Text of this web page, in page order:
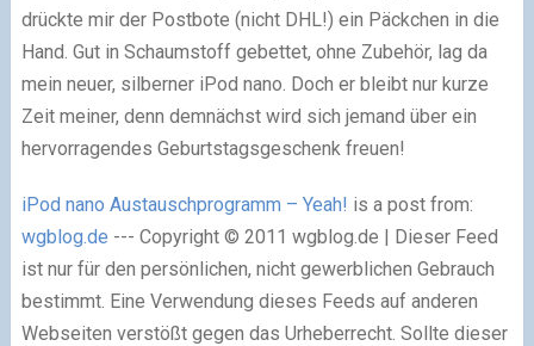
drückte mir der Postbote (nicht DHL!) ein Päckchen in die
Hand. Gut in Schaumstoff gebettet, ohne Zubehör, lag da
mein neuer, silberner iPod nano. Doch er bleibt nur kurze
Zeit meiner, denn demnächst wird sich jemand über ein
hervorragendes Geburtstagsgeschenk freuen!
iPod nano Austauschprogramm – Yeah! is a post from:
wgblog.de --- Copyright © 2011 wgblog.de | Dieser Feed
ist nur für den persönlichen, nicht gewerblichen Gebrauch
bestimmt. Eine Verwendung dieses Feeds auf anderen
Webseiten verstößt gegen das Urheberrecht. Sollte dieser